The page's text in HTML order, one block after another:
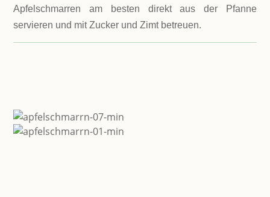
Apfelschmarren am besten direkt aus der Pfanne
servieren und mit Zucker und Zimt betreuen.